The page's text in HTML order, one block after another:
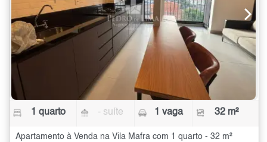
1 quarto - suíte 1 vaga 32 m²
Apartamento à Venda na Vila Mafra com 1 quarto - 32 m²